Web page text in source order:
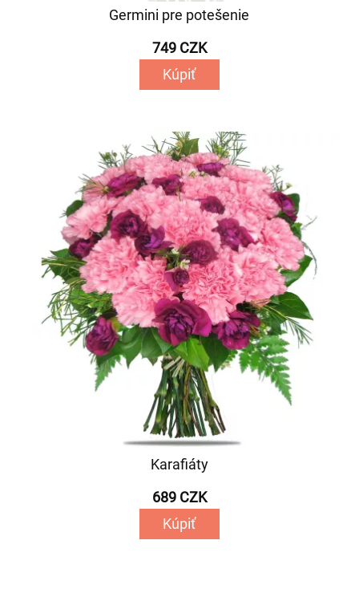
Germini pre potešenie
749 CZK
Kúpiť
Karafiáty
689 CZK
Kúpiť